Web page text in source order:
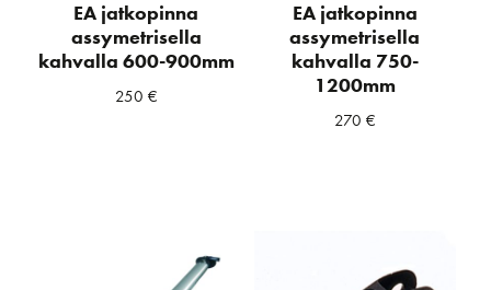
EA jatkopinna
assymetrisella
kahvalla 600-900mm
250 €
EA jatkopinna
assymetrisella
kahvalla 750-
1200mm
270 €